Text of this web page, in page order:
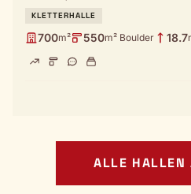
KLETTERHALLE
700m² 550m² Boulder 18.7
ALLE HALLEN